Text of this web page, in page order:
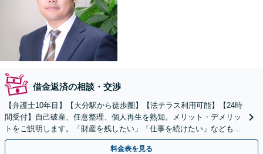
借金返済の相談・交渉
【弁護士10年目】【大分駅から徒歩圏】【法テラス利用可能】【24時
間受付】自己破産、任意整理、個人再生を熟知。メリット・デメリッ
トをご説明します。「財産を残したい」「仕事を続けたい」などもご
相談ください。新たな人生を歩めるように徹底サポート
料金表を見る